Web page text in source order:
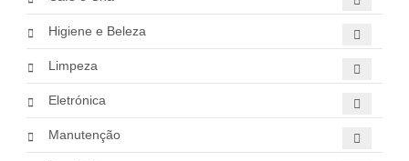
Higiene e Beleza
Limpeza
Eletrónica
Manutenção